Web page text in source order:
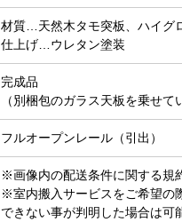
材質…天然木タモ突板、ハイグ
仕上げ…ウレタン塗装
完成品
（別梱包のガラス天板を乗せて
フルオープンレール（引出）
※画像内の配送条件に関する規
※室内搬入サービスをご希望の
できない事が判明した場合は可